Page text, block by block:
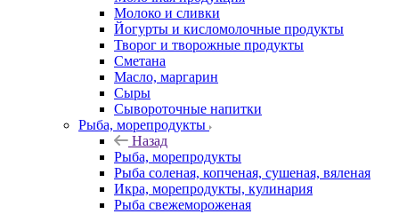
Молоко и сливки
Йогурты и кисломолочные продукты
Творог и творожные продукты
Сметана
Масло, маргарин
Сыры
Сывороточные напитки
Рыба, морепродукты
Назад
Рыба, морепродукты
Рыба соленая, копченая, сушеная, вяленая
Икра, морепродукты, кулинария
Рыба свежемороженая